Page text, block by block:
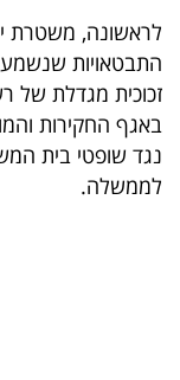
עסקי
ספורט
קריירה
ולימודים
מינויים
לראשונה, משטרת
זכוכית מגדלת של
באגף החקירות
נגד שופטי בית
לממשלה.